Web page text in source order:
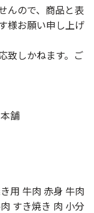
んので、商品と表
様お願い申し上げ
致しかねます。ご
舗
用 牛肉 赤身 牛肉
すき焼き 肉 小分